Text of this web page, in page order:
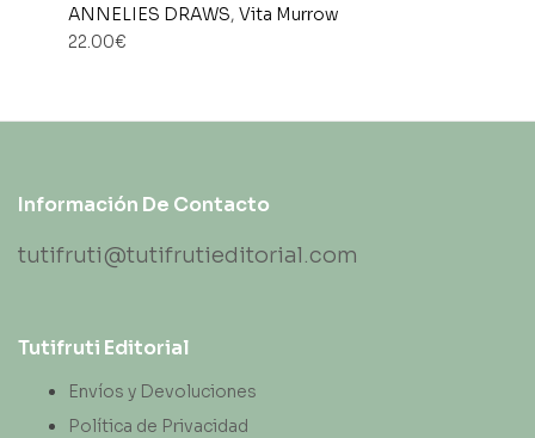
ANNELIES DRAWS, Vita Murrow
22.00€
Información De Contacto
tutifruti@tutifrutieditorial.com
Tutifruti Editorial
Envíos y Devoluciones
Política de Privacidad